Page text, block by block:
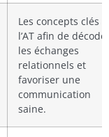
Les concepts clés
l’AT afin de
les échanges
relationnels et
favoriser une
communication
saine.